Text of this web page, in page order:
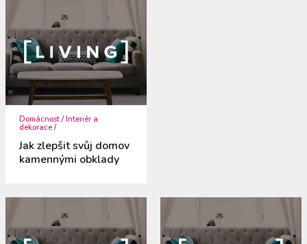
Domácnost /Interiér a
dekorace /
Jak zlepšit svůj domov
kamennými obklady